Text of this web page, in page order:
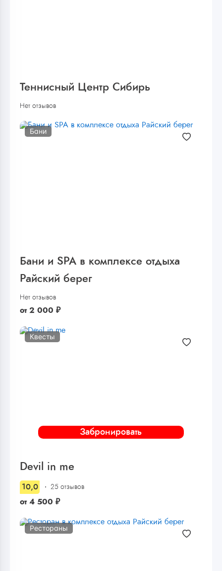
Теннисный Центр Сибирь
Нет отзывов
Бани
Бани и SPA в комплексе отдыха
Райский берег
Нет отзывов
от 2 000 ₽
Забронировать
Квесты
Devil in me
10,0 25 отзывов
от 4 500 ₽
Рестораны